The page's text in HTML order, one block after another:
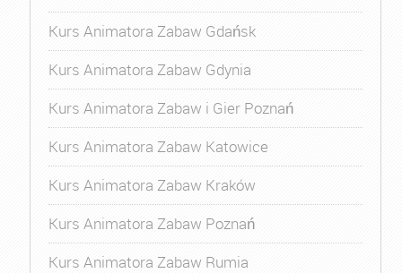
Kurs Animatora Zabaw Gdańsk
Kurs Animatora Zabaw Gdynia
Kurs Animatora Zabaw i Gier Poznań
Kurs Animatora Zabaw Katowice
Kurs Animatora Zabaw Kraków
Kurs Animatora Zabaw Poznań
Kurs Animatora Zabaw Rumia